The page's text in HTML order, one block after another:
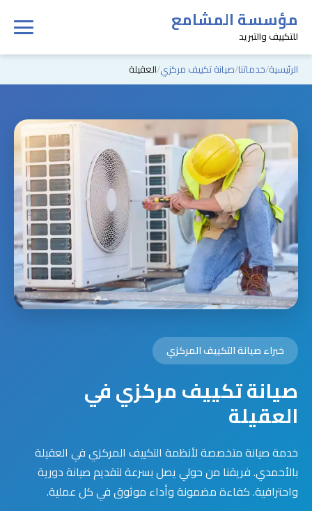
مؤسسة المشامع
للتكييف والتبريد
الرئيسية خدماتنا صيانة تكييف مركزي العقيلة
خبراء صيانة التكييف المركزي
صيانة تكييف مركزي في
العقيلة
خدمة صيانة متخصصة لأنظمة التكييف المركزي في العقيلة
بالأحمدي. فريقنا من حولي يصل بسرعة لتقديم صيانة دورية
واحترافية. كفاءة مضمونة وأداء موثوق في كل عملية.